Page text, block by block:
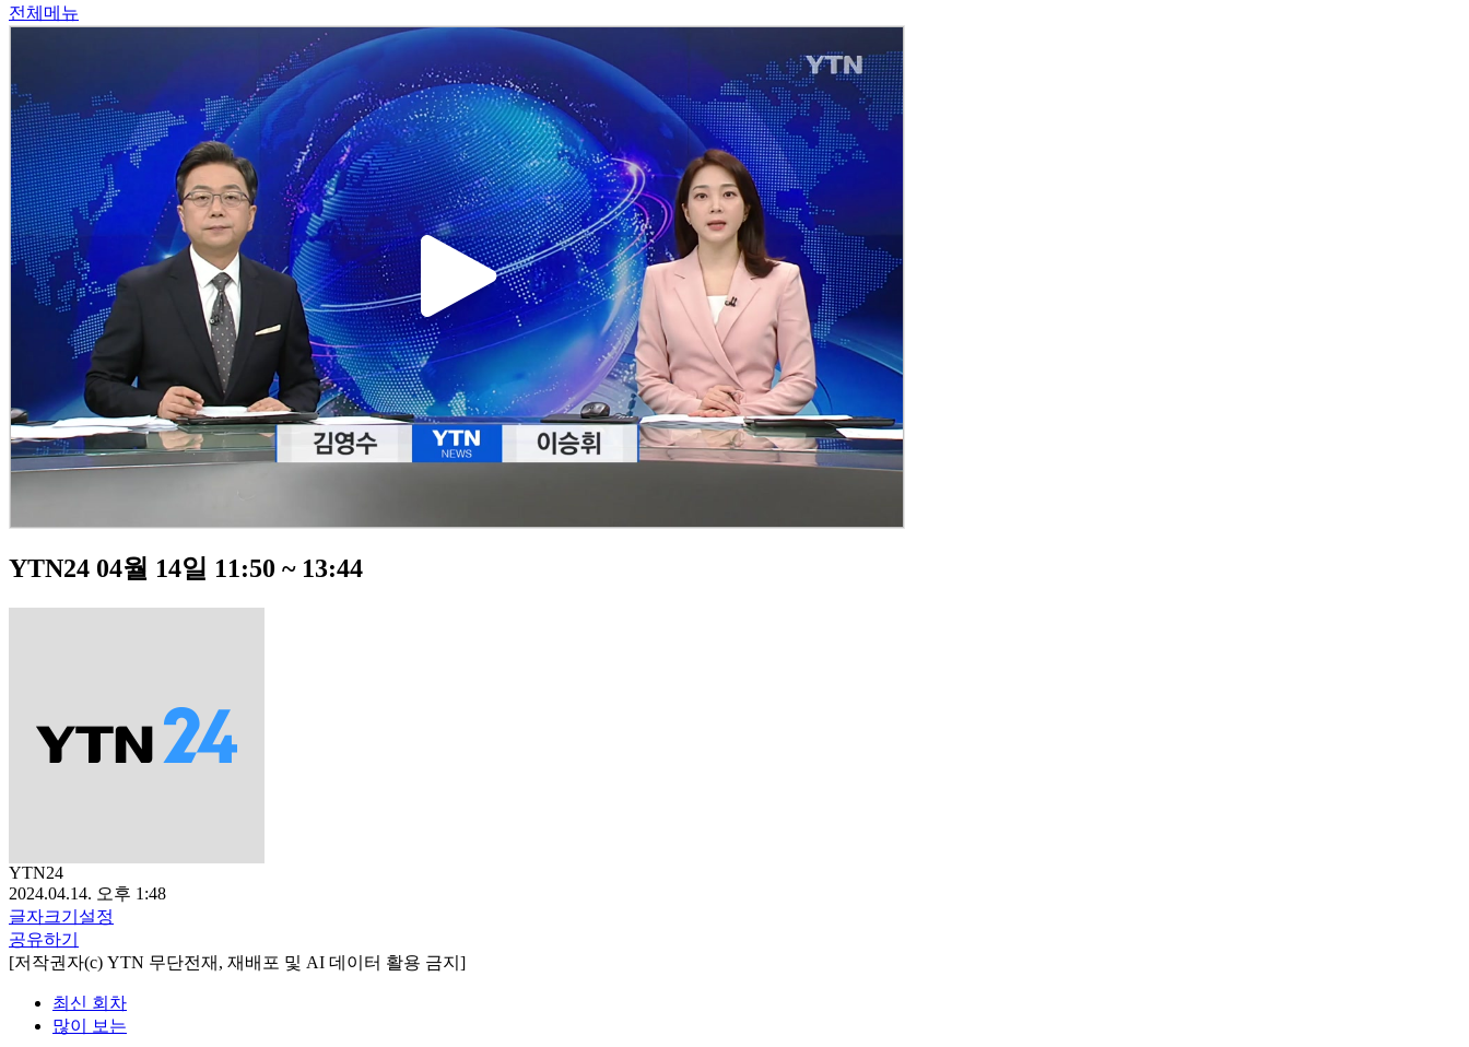
전체메뉴
YTN24 04월 14일 11:50 ~ 13:44
YTN24
2024.04.14. 오후 1:48
글자크기설정
공유하기
[저작권자(c) YTN 무단전재, 재배포 및 AI 데이터 활용 금지]
최신 회차
많이 보는